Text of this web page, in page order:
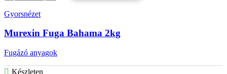
Antracit
mennyiség
Gyorsnézet
Murexin Fuga Bahama 2kg
Fugázó anyagok
Készleten